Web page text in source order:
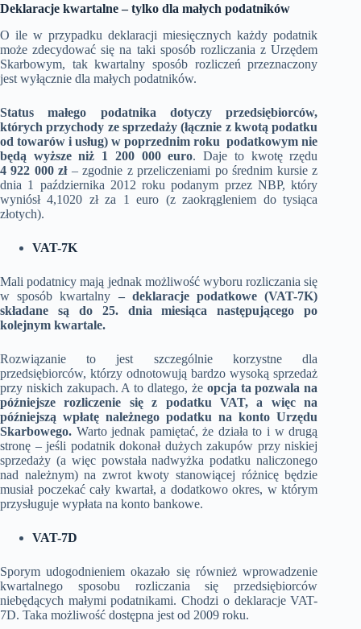
Deklaracje kwartalne – tylko dla małych podatników
O ile w przypadku deklaracji miesięcznych każdy podatnik
może zdecydować się na taki sposób rozliczania z Urzędem
Skarbowym, tak kwartalny sposób rozliczeń przeznaczony
jest wyłącznie dla małych podatników.
Status małego podatnika dotyczy przedsiębiorców,
których przychody ze sprzedaży (łącznie z kwotą podatku
od towarów i usług) w poprzednim roku podatkowym nie
będą wyższe niż 1 200 000 euro. Daje to kwotę rzędu
4 922 000 zł– zgodnie z przeliczeniami po średnim kursie z
dnia 1 października 2012 roku podanym przez NBP, który
wyniósł 4,1020 zł za 1 euro (z zaokrągleniem do tysiąca
złotych).
VAT-7K
Mali podatnicy mają jednak możliwość wyboru rozliczania się
w sposób kwartalny – deklaracje podatkowe (VAT-7K)
składane są do 25. dnia miesiąca następującego po
kolejnym kwartale.
Rozwiązanie to jest szczególnie korzystne dla
przedsiębiorców, którzy odnotowują bardzo wysoką sprzedaż
przy niskich zakupach. A to dlatego, że opcja ta pozwala na
późniejsze rozliczenie się z podatku VAT, a więc na
późniejszą wpłatę należnego podatku na konto Urzędu
Skarbowego. Warto jednak pamiętać, że działa to i w drugą
stronę – jeśli podatnik dokonał dużych zakupów przy niskiej
sprzedaży (a więc powstała nadwyżka podatku naliczonego
nad należnym) na zwrot kwoty stanowiącej różnicę będzie
musiał poczekać cały kwartał, a dodatkowo okres, w którym
przysługuje wypłata na konto bankowe.
VAT-7D
Sporym udogodnieniem okazało się również wprowadzenie
kwartalnego sposobu rozliczania się przedsiębiorców
niebędących małymi podatnikami. Chodzi o deklaracje VAT-
7D. Taka możliwość dostępna jest od 2009 roku.